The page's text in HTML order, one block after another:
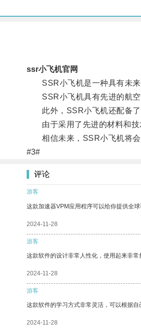
ssr小飞机官网
SSR小飞机是一种具有未来
SSR小飞机具有先进的航空
此外，SSR小飞机还配备了
由于采用了先进的材料和技
相信未来，SSR小飞机将会
#3#
评论
游客
这款加速器VPM应用程序可以给你提供全球
2024-11-28
游客
这款软件的设计非常人性化，使用起来非常
2024-11-28
游客
这款软件的学习方式非常灵活，可以根据自
2024-11-28